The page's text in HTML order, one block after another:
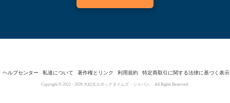
ヘルプセンター 私達について 著作権とリンク 利用規約 特定商取引に関する法律に基づく表示
Copyright © 2022 - 2026 大紀元エポックタイムズ・ジャパン. All Rights Reserved.